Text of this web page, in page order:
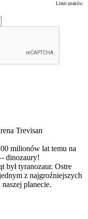
Limit znaków:
Trevisan
milionów lat temu na
dinozaury!
był tyranozaur. Ostre
z najgroźniejszych
planecie.